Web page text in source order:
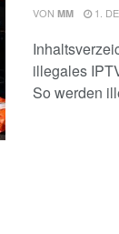
VON MM 1.
illegales
So werden